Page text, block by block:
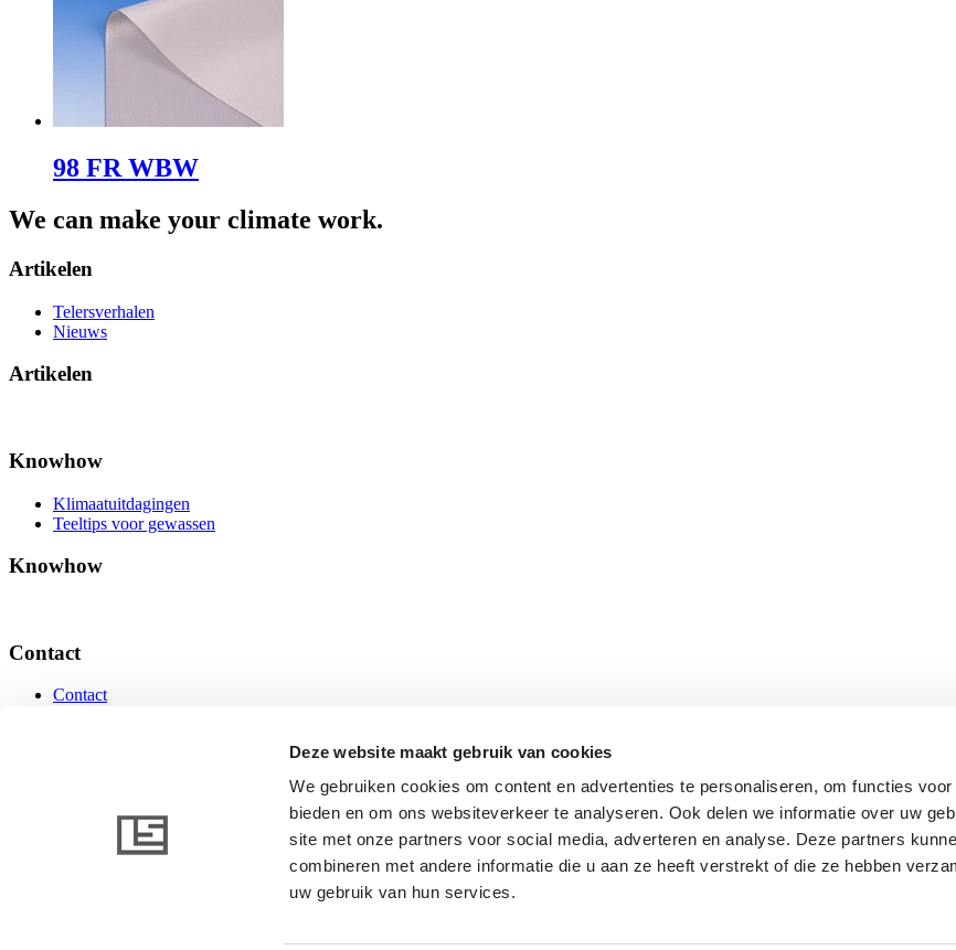
Deze website maakt gebruik van cookies
We gebruiken cookies om content en advertenties te personaliseren, om functies
bieden en om ons websiteverkeer te analyseren. Ook delen we informatie over uw
site met onze partners voor social media, adverteren en analyse. Deze partners
combineren met andere informatie die u aan ze heeft verstrekt of die ze hebben
uw gebruik van hun services.
98 FR WBW
We can make your climate work.
Artikelen
Telersverhalen
Nieuws
Artikelen
Knowhow
Klimaatuitdagingen
Teeltips voor gewassen
Knowhow
Contact
Contact
www.linkedin.com www.youtube.com
© 2026 AB Ludvig Svensson. Alle rechten voorbehouden.